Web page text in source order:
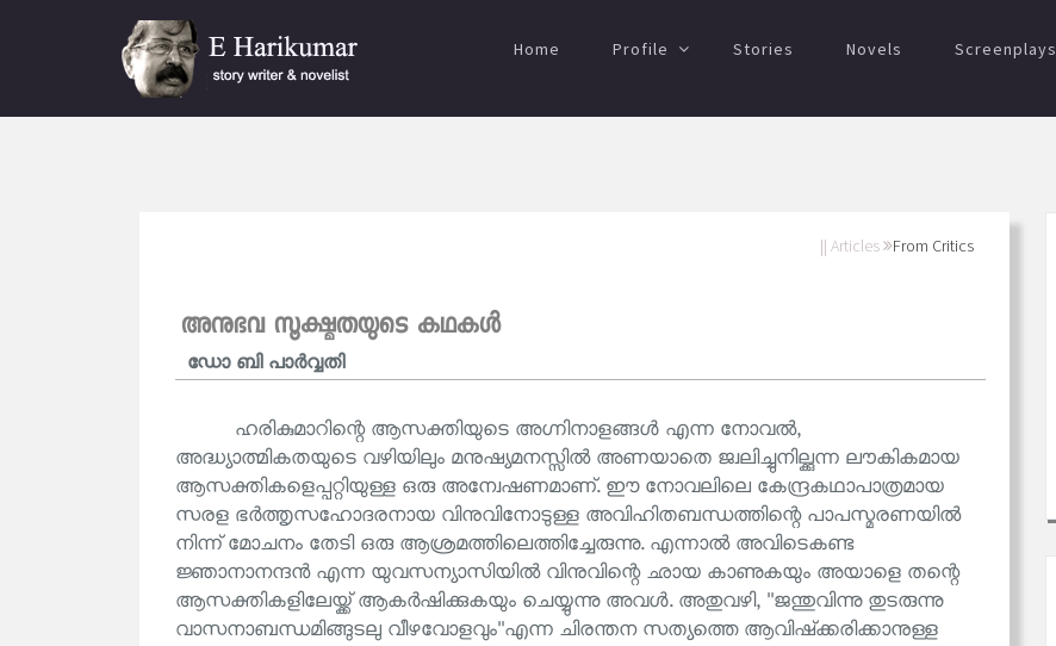
Home Profile Stories Novels Screenplays
|| Articles From Critics
അനുഭവ സൂക്ഷ്മതയുടെ കഥകള്‍
ഡോ ബി പാര്‍വ്വതി
ഹരികുമാറിന്റെ ആസക്തിയുടെ അഗ്നിനാളങ്ങൾ എന്ന നോവൽ,
അദ്ധ്യാത്മികതയുടെ വഴിയിലും മനുഷ്യമനസ്സിൽ അണയാതെ ജ്വലിച്ചുനില്ക്കുന്ന ലൗകികമായ
ആസക്തികളെപ്പറ്റിയുള്ള ഒരു അന്വേഷണമാണ്. ഈ നോവലിലെ കേന്ദ്രകഥാപാത്രമായ
സരള ഭർത്തൃസഹോദരനായ വിനുവിനോടുള്ള അവിഹിതബന്ധത്തിന്റെ പാപസ്മരണയിൽ
നിന്ന് മോചനം തേടി ഒരു ആശ്രമത്തിലെത്തിച്ചേരുന്നു. എന്നാൽ അവിടെകണ്ട
ജ്ഞാനാനന്ദൻ എന്ന യുവസന്യാസിയിൽ വിനുവിന്റെ ഛായ കാണുകയും അയാളെ തന്റെ
ആസക്തികളിലേയ്ക്ക് ആകർഷിക്കുകയും ചെയ്യുന്നു അവൾ. അതുവഴി, ''ജന്തുവിന്നു തുടരുന്നു
വാസനാബന്ധമിങ്ങുടലു വീഴവോളവും''എന്ന ചിരന്തന സത്യത്തെ ആവിഷ്‌ക്കരിക്കാനുള്ള